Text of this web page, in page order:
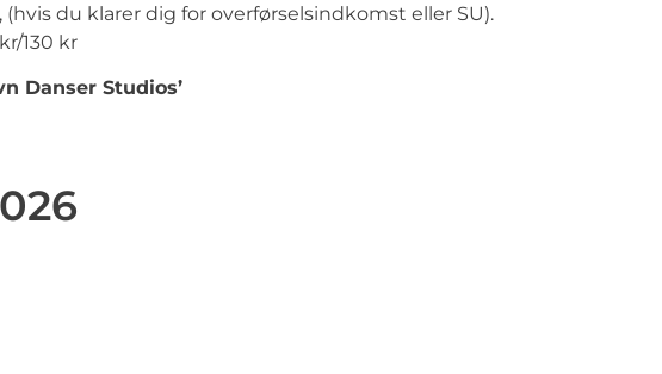
du klarer dig for overførselsindkomst eller SU).
130 kr
Danser Studios’